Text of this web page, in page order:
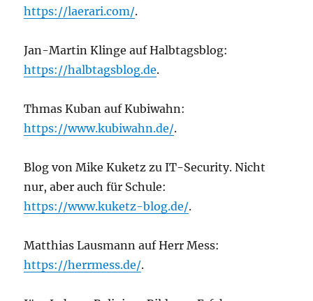
https://laerari.com/.
Jan-Martin Klinge auf Halbtagsblog:
https://halbtagsblog.de.
Thmas Kuban auf Kubiwahn:
https://www.kubiwahn.de/.
Blog von Mike Kuketz zu IT-Security. Nicht
nur, aber auch für Schule:
https://www.kuketz-blog.de/.
Matthias Lausmann auf Herr Mess:
https://herrmess.de/.